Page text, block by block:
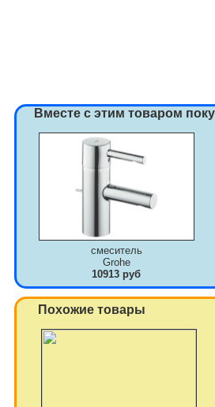
Вместе с этим товаром
смеситель
Grohe
10913 руб
Похожие товары